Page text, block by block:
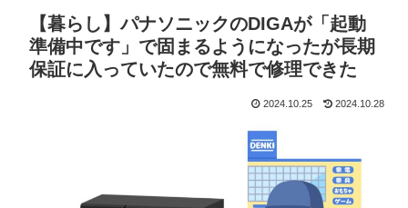
【暮らし】パナソニックのDIGAが「起動
準備中です」で固まるようになったが長期
保証に入っていたので無料で修理できた
2024.10.25 2024.10.28